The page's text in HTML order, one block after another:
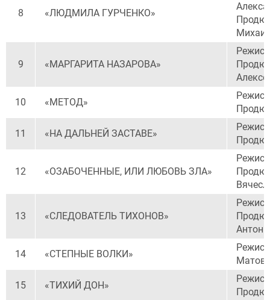
8 «ЛЮДМИЛА ГУРЧЕНКО»
9 «МАРГАРИТА НАЗАРОВА»
10 «МЕТОД»
11 «НА ДАЛЬНЕЙ ЗАСТАВЕ»
12 «ОЗАБОЧЕННЫЕ, ИЛИ ЛЮБОВЬ ЗЛА»
13 «СЛЕДОВАТЕЛЬ ТИХОНОВ»
Антон
14 «СТЕПНЫЕ ВОЛКИ»
Матов
15 «ТИХИЙ ДОН»